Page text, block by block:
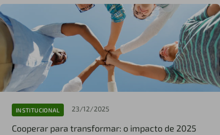
INSTITUCIONAL 23/12/2025
Cooperar para transformar: o impacto de 2025